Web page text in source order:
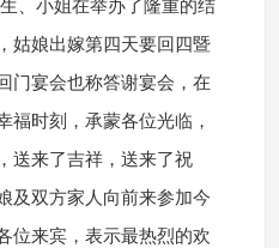
、小姐在举办了隆重的结
姑娘出嫁第四天要回四暨
门宴会也称答谢宴会，在
福时刻，承蒙各位光临，
送来了吉祥，送来了祝
及双方家人向前来参加今
位来宾，表示最热烈的欢